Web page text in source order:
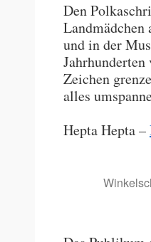
Den
Landmädchen
und in der
Zeichen
alles
Hepta Hepta –